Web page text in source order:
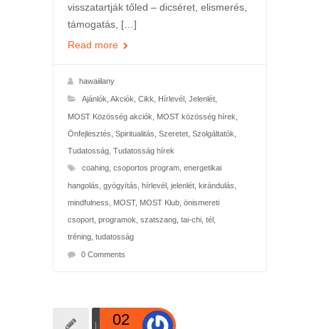
visszatartják tőled – dicséret, elismerés,
támogatás, […]
Read more
hawaiilany
Ajánlók Akciók Cikk Hírlevél, Jelenlét,
MOST Közösség akciók MOST közösség hírek
Önfejlesztés Spiritualitás Szeretet, Szolgáltatók
Tudatosság, Tudatosság hírek
coahing, csoportos program, energetikai
hangolás gyógyítás hírlevél, jelenlét, kirándulás
mindfulness
MOST, MOST Klub, önismereti
csoport, programok szatszang, tai-chi, tél,
tréning, tudatosság
0 Comments
02